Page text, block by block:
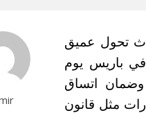
تحول عميق
في باريس يوم
وضمان اتساق
مثل قانون